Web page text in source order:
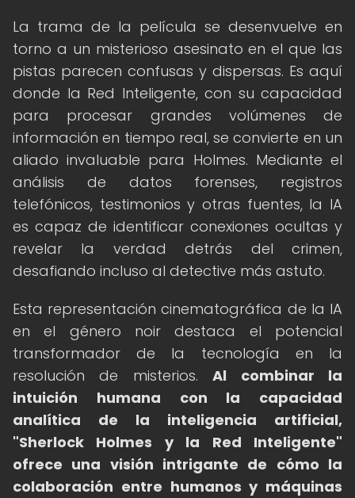
La trama de la película se desenvuelve en
torno a un misterioso asesinato en el que las
pistas parecen confusas y dispersas. Es aquí
donde la Red Inteligente, con su capacidad
para procesar grandes volúmenes de
información en tiempo real, se convierte en un
aliado invaluable para Holmes. Mediante el
análisis de datos forenses, registros
telefónicos, testimonios y otras fuentes, la IA
es capaz de identificar conexiones ocultas y
revelar la verdad detrás del crimen,
desafiando incluso al detective más astuto.
Esta representación cinematográfica de la IA
en el género noir destaca el potencial
transformador de la tecnología en la
resolución de misterios.Al combinar la
intuición humana con la capacidad
analítica de la inteligencia artificial,
"Sherlock Holmes y la Red Inteligente"
ofrece una visión intrigante de cómo la
colaboración entre humanos y máquinas